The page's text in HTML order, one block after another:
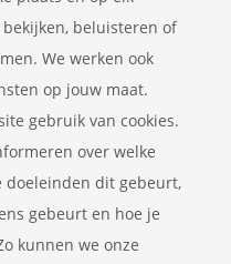
beluisteren of
We werken ook
op jouw maat.
gebruik van cookies.
over welke
doeleinden dit gebeurt,
gebeurt en hoe je
kunnen we onze